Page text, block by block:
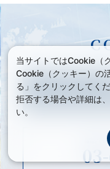
電話で
当サイトではCookie（
Cookie（クッキー）の
る」をクリックしてくだ
拒否する場合や詳細は
い。